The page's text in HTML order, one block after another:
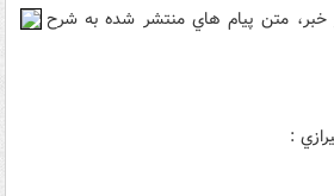
متن پيام هاي منتشر شده به شرح
: